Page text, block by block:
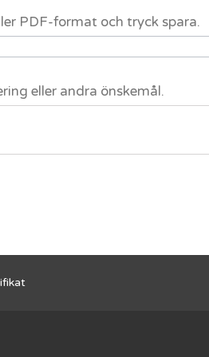
PDF-format och tryck spara.
eller andra önskemål.